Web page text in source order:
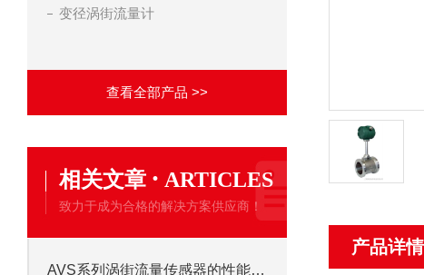
变径涡街流量计
查看全部产品 >>
相关文章 · ARTICLES
致力于成为合格的解决方案供应商！
AVS系列涡街流量传感器的性能特点
产品详情